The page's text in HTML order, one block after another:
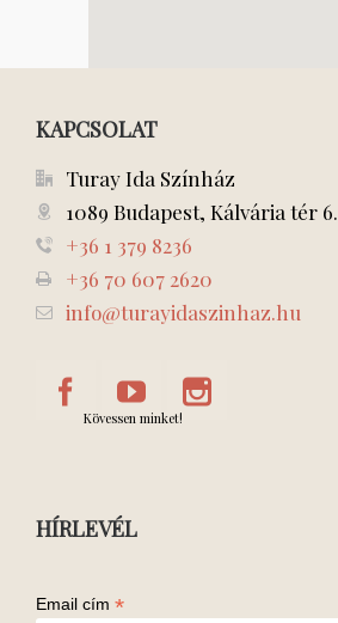
KAPCSOLAT
Turay Ida Színház
1089 Budapest, Kálvária tér 6.
+36 1 379 8236
+36 70 607 2620
info@turayidaszinhaz.hu
Kövessen minket!
HÍRLEVÉL
Email cím *